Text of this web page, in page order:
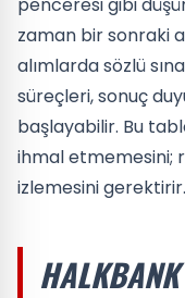
zaman bir sonraki
alımlarda sözlü
süreçleri, sonuç
başlayabilir. Bu
ihmal etmemesini;
izlemesini gerektirir.